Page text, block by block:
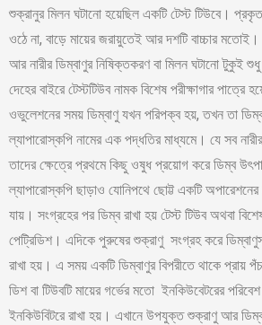
শুক্রানুর মিলন ঘটানো হয়েছিল একটি টেস্ট টিউবে।
ওঠে না, বাড়ে মায়ের জরায়ুতেই আর দশটি বাচ্চার
আর নারীর ডিম্বাণুর নিষিক্তকরণ বা মিলন ঘটানো টুকুই
দেহের বাইরে টেস্টটিউব নামক বিশেষ পরীক্ষাগার পাত্রে
ওভুলেশনের সময় ডিম্বাণু যখন পরিপক্ব হয়, তখন তা
ল্যাপারোস্কপি নামের এক পদ্ধতির মাধ্যমে। যে সব
তাদের ক্ষেত্রে প্রথমে কিছু ওষুধ প্রয়োগ করে ডিম্ব
ল্যাপারোস্কপি ছাড়াও যোনিপথে ছোট্ট একটি
যায়। সংগ্রহের পর ডিম্ব রাখা হয় টেস্ট টিউব অথবা
পেট্রিডিশ। এদিকে পুরুষের শুক্রাণু সংগ্রহ করে
রাখা হয়। এ সময় একটি ডিম্বাণুর বিপরীতে থাকে প্রায়
ডিশ বা টিউবটি মায়ের গর্ভের মতো ইনকিউবেটরের
ইনকিউবিটরে রাখা হয়। এখানে উপযুক্ত শুক্রাণু আর